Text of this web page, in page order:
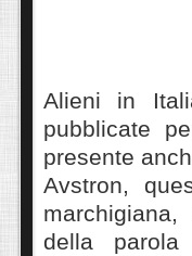
Alieni in
pubblicate
presente
Avstron,
della